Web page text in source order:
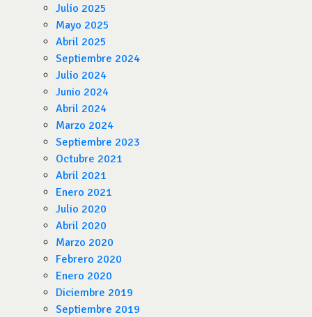
Julio 2025
Mayo 2025
Abril 2025
Septiembre 2024
Julio 2024
Junio 2024
Abril 2024
Marzo 2024
Septiembre 2023
Octubre 2021
Abril 2021
Enero 2021
Julio 2020
Abril 2020
Marzo 2020
Febrero 2020
Enero 2020
Diciembre 2019
Septiembre 2019